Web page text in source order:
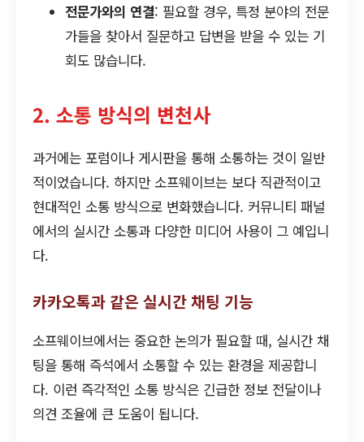
전문가와의 연결: 필요할 경우, 특정 분야의 전문
가들을 찾아서 질문하고 답변을 받을 수 있는 기
회도 많습니다.
2. 소통 방식의 변천사
과거에는 포럼이나 게시판을 통해 소통하는 것이 일반
적이었습니다. 하지만 소프웨이브는 보다 직관적이고
현대적인 소통 방식으로 변화했습니다. 커뮤니티 패널
에서의 실시간 소통과 다양한 미디어 사용이 그 예입니
다.
카카오톡과 같은 실시간 채팅 기능
소프웨이브에서는 중요한 논의가 필요할 때, 실시간 채
팅을 통해 즉석에서 소통할 수 있는 환경을 제공합니
다. 이런 즉각적인 소통 방식은 긴급한 정보 전달이나
의견 조율에 큰 도움이 됩니다.